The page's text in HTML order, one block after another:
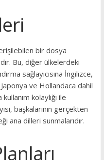
bir dosya
Bu, diğer ülkelerdeki
sağlayıcısına İngilizce,
ve Hollandaca dahil
kolaylığı ile
başkalarının gerçekten
ana dilleri sunmalarıdır.